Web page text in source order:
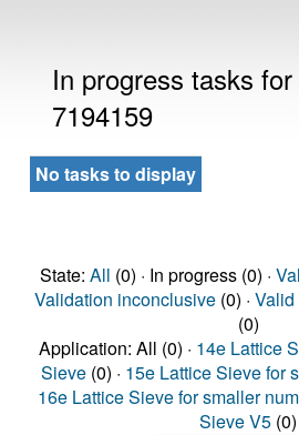
In progress tasks
7194159
No tasks to display
State: All (0) · In progress (0) ·
Validation inconclusive(0) · Valid
(0)
Application: All (0) · 14e Lattice
Sieve (0) · 15e Lattice Sieve for
16e Lattice Sieve for smaller
Sieve V5 (0)